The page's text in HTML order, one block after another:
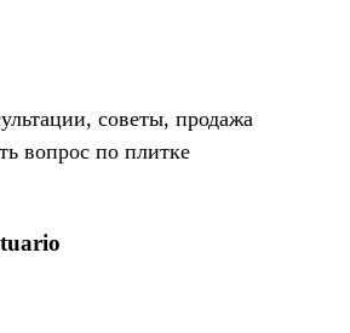
советы, продажа
вопрос по плитке